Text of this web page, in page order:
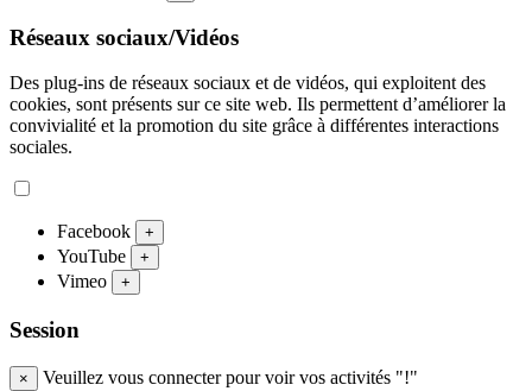
Réseaux sociaux/Vidéos
Des plug-ins de réseaux sociaux et de vidéos, qui exploitent des
cookies, sont présents sur ce site web. Ils permettent d’améliorer la
convivialité et la promotion du site grâce à différentes interactions
sociales.
Facebook +
YouTube +
Vimeo +
Session
× Veuillez vous connecter pour voir vos activités "!"